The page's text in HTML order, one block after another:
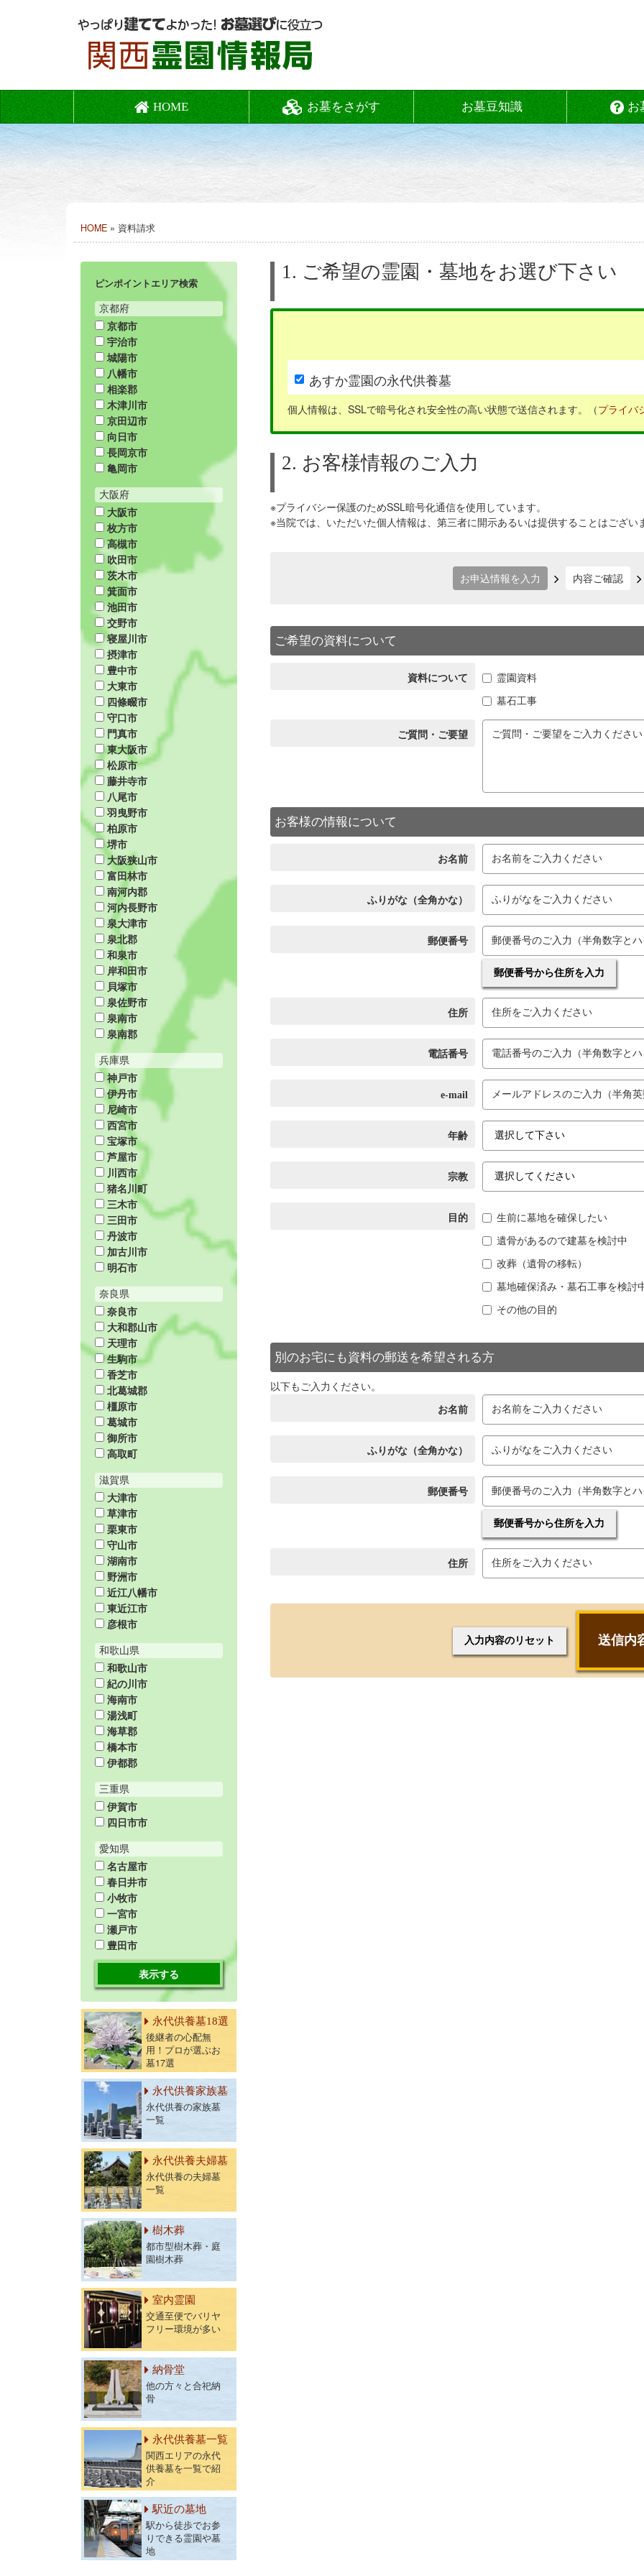
HOME お墓をさがす お墓豆知識 お
HOME » 資料請求
1. ご希望の霊園・墓地をお選び下さい
あすか霊園の永代供養墓
個人情報は、SSLで暗号化され安全性の高い状態で送信されます。（プライバ
2. お客様情報のご入力
※プライバシー保護のためSSL暗号化通信を使用しています。
※当院では、いただいた個人情報は、第三者に開示あるいは提供することはござい
お申込情報を入力 内容ご確認
ご希望の資料について
資料について 霊園資料
墓石工事
ご質問・ご要望
お客様の情報について
お名前
ふりがな（全角かな）
郵便番号
郵便番号から住所を入力
住所
電話番号
e-mail
年齢
宗教
目的 生前に墓地を確保したい
遺骨があるので建墓を検討中
改葬（遺骨の移転）
墓地確保済み・墓石工事を検討
その他の目的
別のお宅にも資料の郵送を希望される方
以下もご入力ください。
お名前
ふりがな（全角かな）
郵便番号
郵便番号から住所を入力
住所
入力内容のリセット 送信内
ピンポイントエリア検索
京都府
京都市
宇治市
城陽市
八幡市
相楽郡
木津川市
京田辺市
向日市
長岡京市
亀岡市
大阪府
大阪市
枚方市
高槻市
吹田市
茨木市
箕面市
池田市
交野市
寝屋川市
摂津市
豊中市
大東市
四條畷市
守口市
門真市
東大阪市
松原市
藤井寺市
八尾市
羽曳野市
柏原市
堺市
大阪狭山市
富田林市
南河内郡
河内長野市
泉大津市
泉北郡
和泉市
岸和田市
貝塚市
泉佐野市
泉南市
泉南郡
兵庫県
神戸市
伊丹市
尼崎市
西宮市
宝塚市
芦屋市
川西市
猪名川町
三木市
三田市
丹波市
加古川市
明石市
奈良県
奈良市
大和郡山市
天理市
生駒市
香芝市
北葛城郡
橿原市
葛城市
御所市
高取町
滋賀県
大津市
草津市
栗東市
守山市
湖南市
野洲市
近江八幡市
東近江市
彦根市
和歌山県
和歌山市
紀の川市
海南市
湯浅町
海草郡
橋本市
伊都郡
三重県
伊賀市
四日市市
愛知県
名古屋市
春日井市
小牧市
一宮市
瀬戸市
豊田市
表示する
永代供養墓18選
後継者の心配無
用！プロが選ぶお
墓17選
永代供養家族墓
永代供養の家族墓
一覧
永代供養夫婦墓
永代供養の夫婦墓
一覧
樹木葬
都市型樹木葬・庭
園樹木葬
室内霊園
交通至便でバリヤ
フリー環境が多い
納骨堂
他の方々と合祀納
骨
永代供養墓一覧
関西エリアの永代
供養墓を一覧で紹
介
駅近の墓地
駅から徒歩でお参
りできる霊園や墓
地